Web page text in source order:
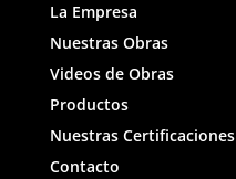
La Empresa
Nuestras Obras
Videos de Obras
Productos
Nuestras Certificaciones
Contacto